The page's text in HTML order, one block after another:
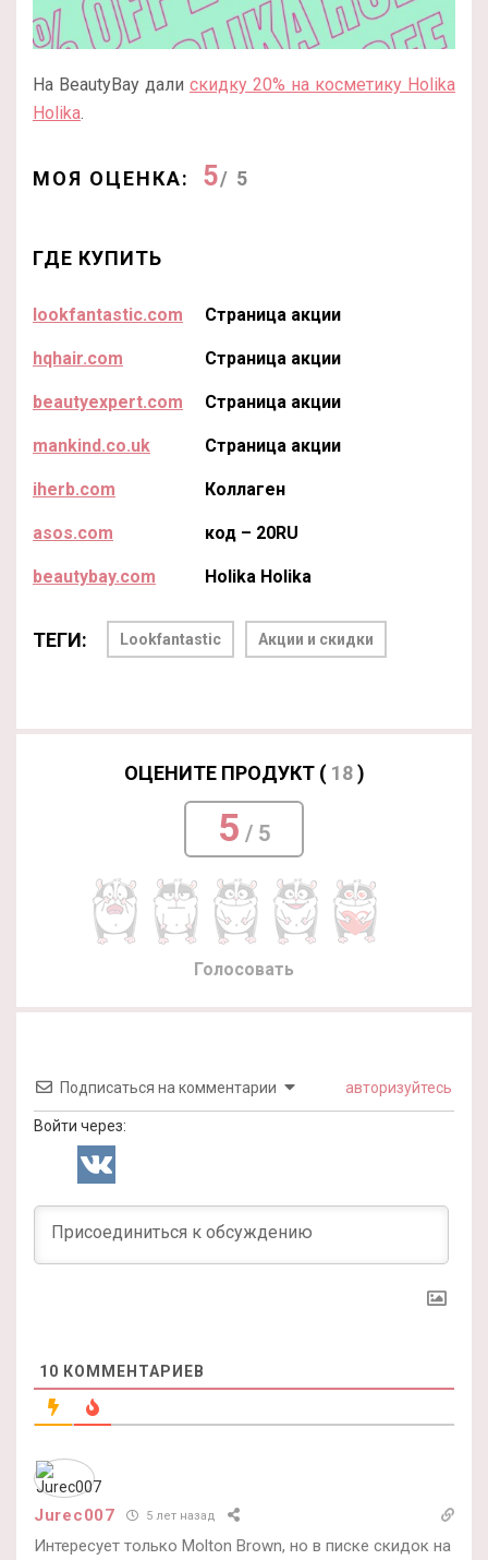
На BeautyBay дали скидку 20% на косметику Holika
Holika.
МОЯ ОЦЕНКА: 5/ 5
ГДЕ КУПИТЬ
lookfantastic.com Страница акции
hqhair.com Страница акции
beautyexpert.com Страница акции
mankind.co.uk Страница акции
iherb.com Коллаген
asos.com код – 20RU
beautybay.com Holika Holika
ТЕГИ: Lookfantastic Акции и скидки
ОЦЕНИТЕ ПРОДУКТ ( 18)
5 / 5
Голосовать
Подписаться на комментарии авторизуйтесь
Войти через:
10 КОММЕНТАРИЕВ
Jurec007 5 лет назад
Интересует только Molton Brown, но в писке скидок на